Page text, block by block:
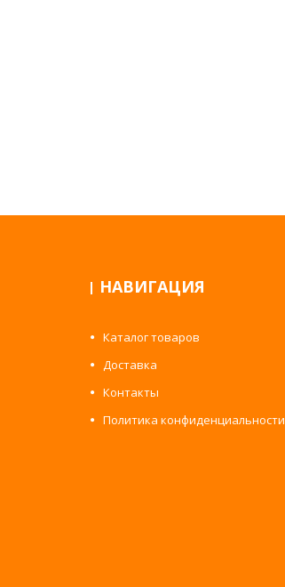
НАВИГАЦИЯ
Каталог товаров
Доставка
Контакты
Политика конфиденциальности